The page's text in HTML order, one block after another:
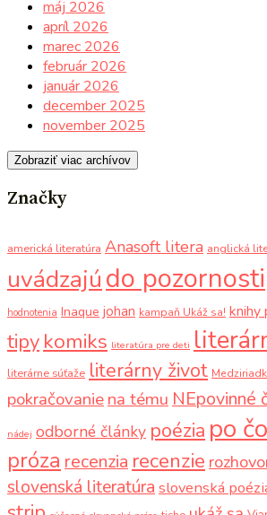
máj 2026
apríl 2026
marec 2026
február 2026
január 2026
december 2025
november 2025
Zobraziť viac archívov
Značky
americká literatúra Anasoft litera anglická
uvádzajúdo pozornosti
hodnotenia Inaque johan kampaň Ukáž sa! knihy
tipy komiks literatúra pre deti
literárne súťaže literárny život
pokračovaniena tému NEpovinné
nádej odborné články poézia po
próza recenzia recenzie
slovenská literatúra slovenská